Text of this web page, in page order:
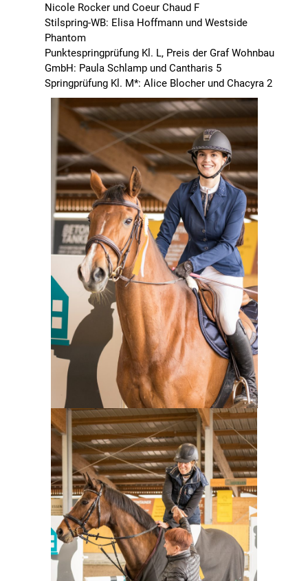
Nicole Rocker und Coeur Chaud F
Stilspring-WB: Elisa Hoffmann und Westside
Phantom
Punktespringprüfung Kl. L, Preis der Graf Wohnbau
GmbH: Paula Schlamp und Cantharis 5
Springprüfung Kl. M*: Alice Blocher und Chacyra 2